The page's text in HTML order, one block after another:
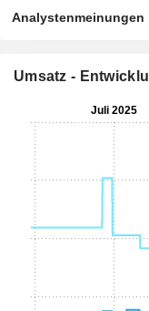
Analystenmeinungen
Umsatz -